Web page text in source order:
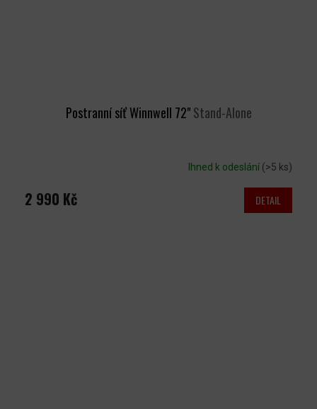
Postranní síť Winnwell 72"Stand-Alone
Ihned k odeslání (>5 ks)
2 990 Kč DETAIL